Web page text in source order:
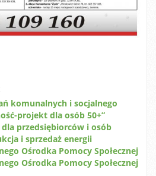
komunalnych i socjalnego
projekt dla osób 50+”
przedsiębiorców i osób
i sprzedaż energii
Ośrodka Pomocy Społecznej
Ośrodka Pomocy Społecznej